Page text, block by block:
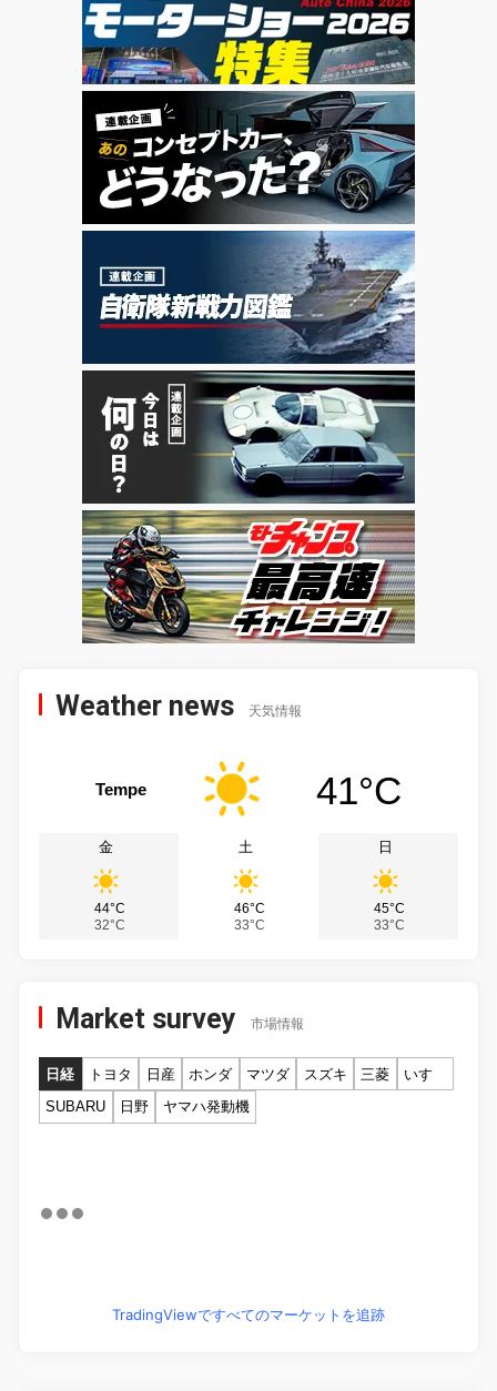
Weather news 天気情報
Tempe 41°C
金
44°C
32°C
土
46°C
33°C
日
45°C
33°C
Market survey 市場情報
日経 トヨタ 日産 ホンダ マツダ スズキ 三菱
いすゞ
SUBARU
日野 ヤマハ発動機
TradingViewですべてのマーケットを追跡